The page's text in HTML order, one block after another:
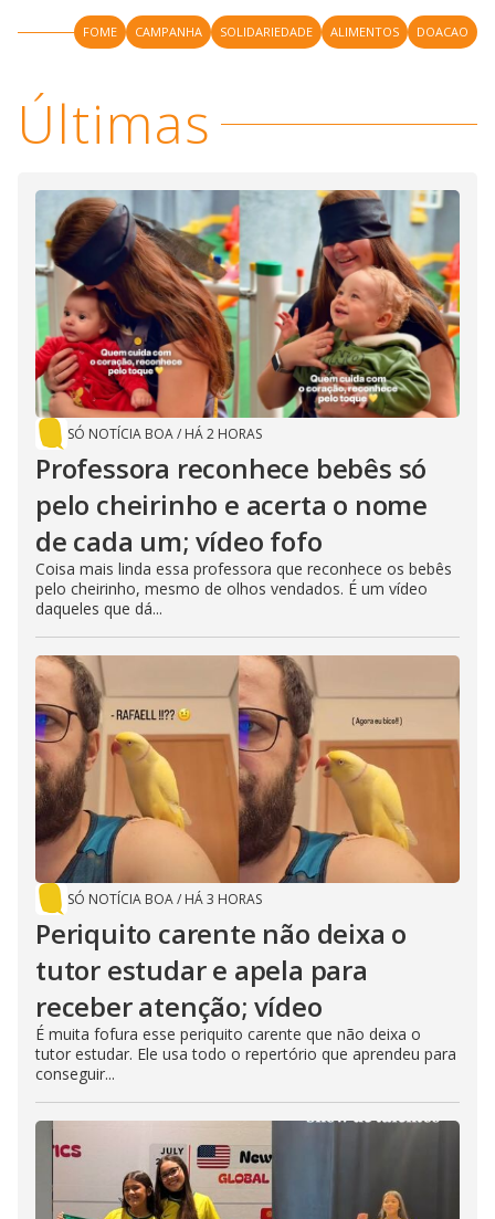
FOME CAMPANHA SOLIDARIEDADE ALIMENTOS DOACAO
Últimas
SÓ NOTÍCIA BOA/ HÁ 2 HORAS
Professora reconhece bebês só
pelo cheirinho e acerta o nome
de cada um; vídeo fofo
Coisa mais linda essa professora que reconhece os bebês
pelo cheirinho, mesmo de olhos vendados. É um vídeo
daqueles que dá...
SÓ NOTÍCIA BOA/ HÁ 3 HORAS
Periquito carente não deixa o
tutor estudar e apela para
receber atenção; vídeo
É muita fofura esse periquito carente que não deixa o
tutor estudar. Ele usa todo o repertório que aprendeu para
conseguir...